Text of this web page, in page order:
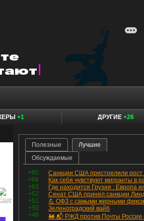
+1 ДРУГИЕ +26
Полезные
Лучшие
Обсуждаемые
+80
+66
+63
+62
+51
+50
Зеленоградский вайб
+46